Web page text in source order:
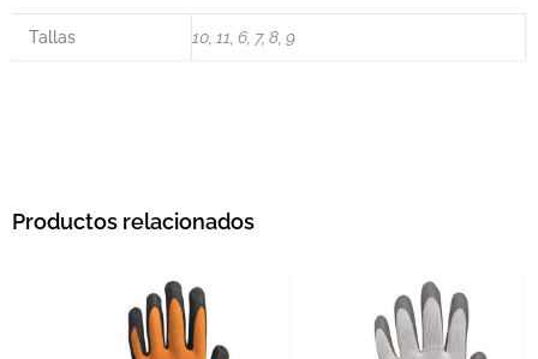
Tallas 10, 11, 6, 7, 8, 9
Productos relacionados
Este producto tiene múltiples variantes.